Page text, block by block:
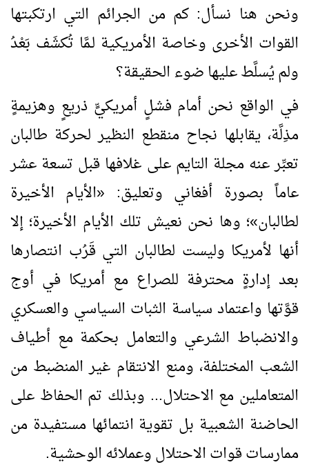
ونحن هنا نسأل: كم من الجرائم التي ارتكبتها
القوات الأخرى وخاصة الأمريكية لـمَّا تُكشَف بَعْدُ
ولم يُسلَّط عليها ضوء الحقيقة؟
في الواقع نحن أمام فشلٍ أمريكيٍّ ذريعٍ وهزيمةٍ
مذِلَّة، يقابلها نجاح منقطع النظير لحركة طالبان
تعبِّر عنه مجلة التايم على غلافها قبل تسعة عشر
عاماً بصورة أفغاني وتعليق: «الأيام الأخيرة
لطالبان»؛ وها نحن نعيش تلك الأيام الأخيرة؛ إلا
أنها لأمريكا وليست لطالبان التي قَرُب انتصارها
بعد إدارةٍ محترفة للصراع مع أمريكا في أوج
قوَّتها واعتماد سياسة الثبات السياسي والعسكري
والانضباط الشرعي والتعامل بحكمة مع أطياف
الشعب المختلفة، ومنع الانتقام غير المنضبط من
المتعاملين مع الاحتلال... وبذلك تم الحفاظ على
الحاضنة الشعبية بل تقوية انتمائها مستفيدة من
ممارسات قوات الاحتلال وعملائه الوحشية.